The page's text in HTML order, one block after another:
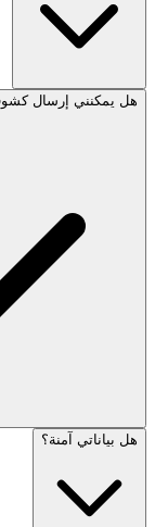
هل يمكنني إرسال كشوف
هل بياناتي آمنة؟